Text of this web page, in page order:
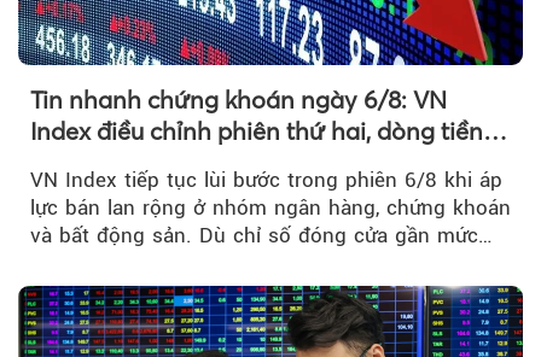
Tin nhanh chứng khoán ngày 6/8: VN
Index điều chỉnh phiên thứ hai, dòng tiền
VN Index tiếp tục lùi bước trong phiên 6/8 khi áp
lực bán lan rộng ở nhóm ngân hàng, chứng khoán
và bất động sản. Dù chỉ số đóng cửa gần mức